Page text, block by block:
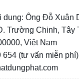
dung: Ông Đỗ Xuân
Trường Chinh, Tây
Việt Nam
654 (tư vấn miễn phí)